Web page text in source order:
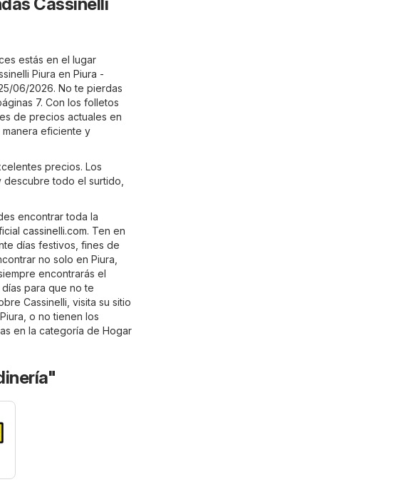
estás en el lugar
Piura en Piura -
06/2026. No te pierdas
7. Con los folletos
de precios actuales en
eficiente y
precios. Los
todo el surtido,
encontrar toda la
cassinelli.com. Ten en
días festivos, fines de
no solo en Piura,
encontrarás el
para que no te
Cassinelli, visita su sitio
o no tienen los
en la categoría de Hogar